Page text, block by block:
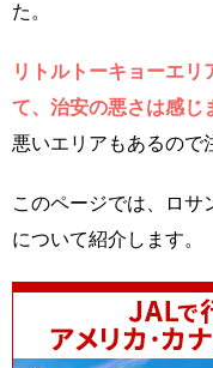
た。
リトルトーキョーエ
て、治安の悪さは感じ
悪いエリアもあるので
このページでは、ロサ
について紹介します。